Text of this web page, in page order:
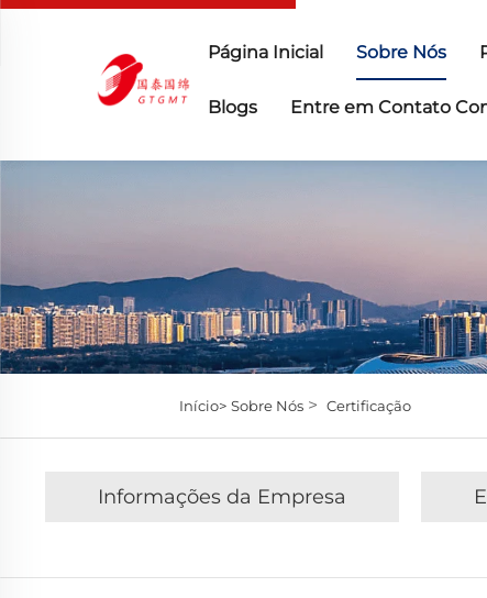
Página Inicial Sobre Nós
Blogs Entre em Contato
Início> Sobre Nós> Certificação
Informações da Empresa